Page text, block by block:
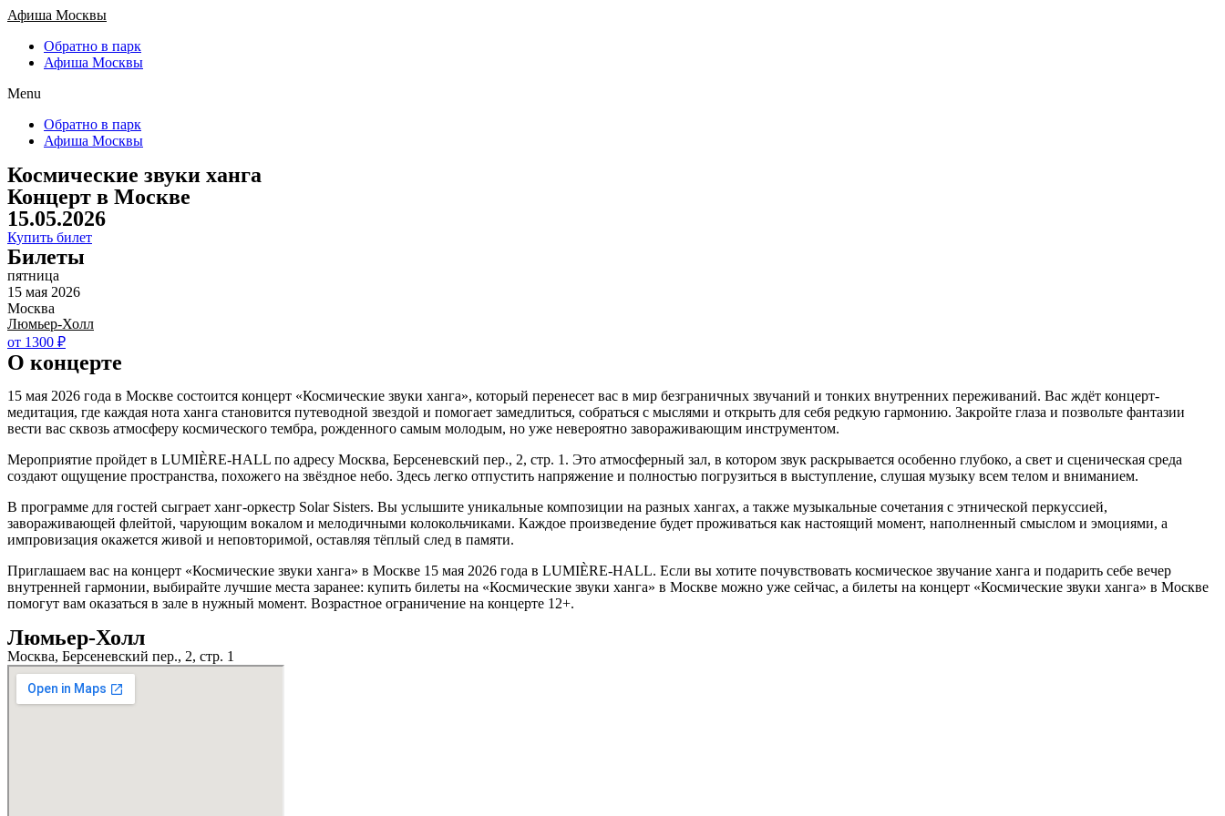
Афиша Москвы
Обратно в парк
Афиша Москвы
Menu
Обратно в парк
Афиша Москвы
Космические звуки ханга
Концерт в Москве
15.05.2026
Купить билет
Билеты
пятница
15 мая 2026
Москва
Люмьер-Холл
от 1300 ₽
О концерте
15 мая 2026 года в Москве состоится концерт «Космические звуки ханга», который перенесет вас в мир безграничных звучаний и тонких внутренних переживаний. Вас ждёт концерт-
медитация, где каждая нота ханга становится путеводной звездой и помогает замедлиться, собраться с мыслями и открыть для себя редкую гармонию. Закройте глаза и позвольте фантазии
вести вас сквозь атмосферу космического тембра, рожденного самым молодым, но уже невероятно завораживающим инструментом.
Мероприятие пройдет в LUMIÈRE-HALL по адресу Москва, Берсеневский пер., 2, стр. 1. Это атмосферный зал, в котором звук раскрывается особенно глубоко, а свет и сценическая среда
создают ощущение пространства, похожего на звёздное небо. Здесь легко отпустить напряжение и полностью погрузиться в выступление, слушая музыку всем телом и вниманием.
В программе для гостей сыграет ханг-оркестр Solar Sisters. Вы услышите уникальные композиции на разных хангах, а также музыкальные сочетания с этнической перкуссией,
завораживающей флейтой, чарующим вокалом и мелодичными колокольчиками. Каждое произведение будет проживаться как настоящий момент, наполненный смыслом и эмоциями, а
импровизация окажется живой и неповторимой, оставляя тёплый след в памяти.
Приглашаем вас на концерт «Космические звуки ханга» в Москве 15 мая 2026 года в LUMIÈRE-HALL. Если вы хотите почувствовать космическое звучание ханга и подарить себе вечер
внутренней гармонии, выбирайте лучшие места заранее: купить билеты на «Космические звуки ханга» в Москве можно уже сейчас, а билеты на концерт «Космические звуки ханга» в Москве
помогут вам оказаться в зале в нужный момент. Возрастное ограничение на концерте 12+.
Люмьер-Холл
Москва, Берсеневский пер., 2, стр. 1